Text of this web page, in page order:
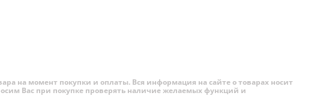
на момент покупки и оплаты. Вся информация на сайте о товарах носит
Вас при покупке проверять наличие желаемых функций и